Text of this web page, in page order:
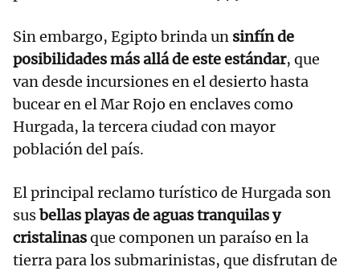
Sin embargo, Egipto brinda un sinfín de
posibilidades más allá de este estándar, que
van desde incursiones en el desierto hasta
bucear en el Mar Rojo en enclaves como
Hurgada, la tercera ciudad con mayor
población del país.
El principal reclamo turístico de Hurgada son
susbellas playas de aguas tranquilas y
cristalinasque componen un paraíso en la
tierra para los submarinistas, que disfrutan de